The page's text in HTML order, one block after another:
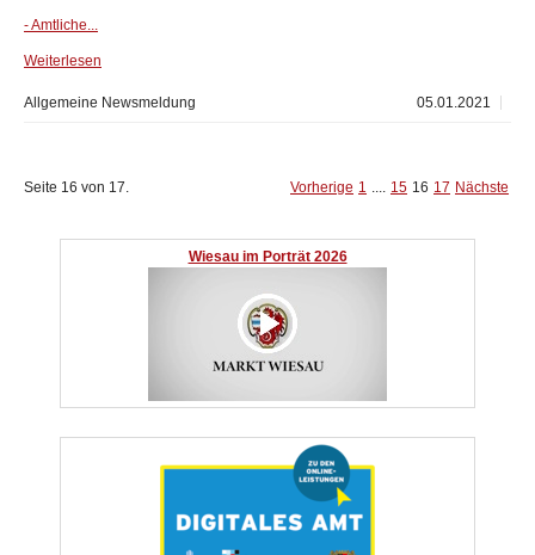
- Amtliche...
Weiterlesen
05.01.2021
Allgemeine Newsmeldung
Seite 16 von 17. Vorherige 1 .... 15 16 17 Nächste
Wiesau im Porträt 2026